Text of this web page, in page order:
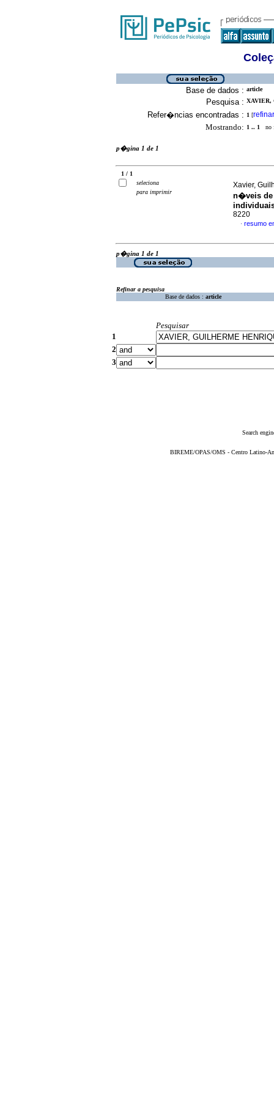
Base de dados : article
Pesquisa : XAVIER,
Refer�ncias encontradas : 1 [refinar
Mostrando: 1 .. 1 no
p�gina 1 de 1
1 / 1
seleciona
para imprimir
Xavier,
n�veis de
8220
· resumo
p�gina 1 de 1
Refinar a pesquisa
Base de dados : article
Pesquisar
1
2
3
Search
BIREME/OPAS/OMS - Centro Latino-